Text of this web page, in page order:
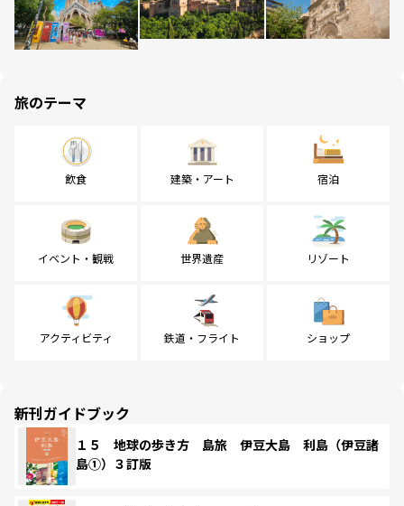
旅のテーマ
飲食 建築・アート 宿泊
イベント・観戦 世界遺産 リゾート
アクティビティ 鉄道・フライト ショップ
新刊ガイドブック
１５ 地球の歩き方 島旅 伊豆大島 利島（伊豆諸
島①）３訂版